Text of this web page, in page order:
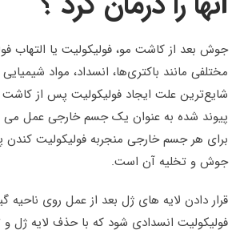
جوش بعد از کاشت مو، فولیکولیت یا التهاب
مختلفی مانند باکتری‌ها، انسداد، مواد
شایع‌ترین علت ایجاد فولیکولیت پس از
پیوند شده به عنوان یک جسم خارجی عمل می
برای هر جسم خارجی منجربه فولیکولیت
جوش و تخلیه آن است.
قرار دادن لایه های ژل بعد از عمل روی ناحیه
فولیکولیت انسدادی شود که با حذف لایه ژل